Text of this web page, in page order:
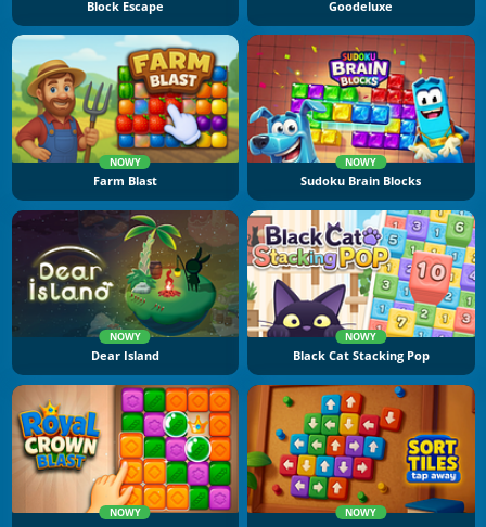
Block Escape Goodeluxe
NOWY
Farm Blast
NOWY
Sudoku Brain Blocks
NOWY
Dear Island
NOWY
Black Cat Stacking Pop
NOWY NOWY